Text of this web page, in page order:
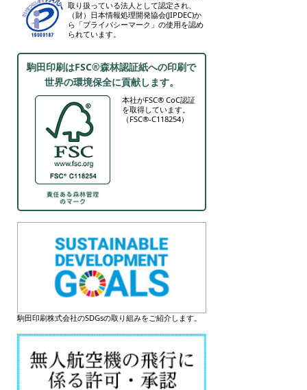
取り扱っている法人として認定され、
（財）日本情報処理開発協会(JIPDEC)か
ら「プライバシーマーク」の使用を認め
られています。
駒田印刷はFSC®森林認証紙への印刷で
世界の環境保全に貢献します。
本社がFSC® CoC認証
を取得しています。
（FSC®-C118254）
駒田印刷株式会社のSDGsの取り組みをご紹介します。